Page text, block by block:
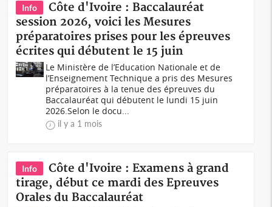
Info
Côte d'Ivoire : Baccalauréat
session 2026, voici les Mesures
préparatoires prises pour les épreuves
écrites qui débutent le 15 juin
Le Ministère de l’Education Nationale et de
l’Enseignement Technique a pris des Mesures
préparatoires à la tenue des épreuves du
Baccalauréat qui débutent le lundi 15 juin
2026.Selon le docu...
il y a 1 mois
Info
Côte d'Ivoire : Examens à grand
tirage, début ce mardi des Epreuves
Orales du Baccalauréat